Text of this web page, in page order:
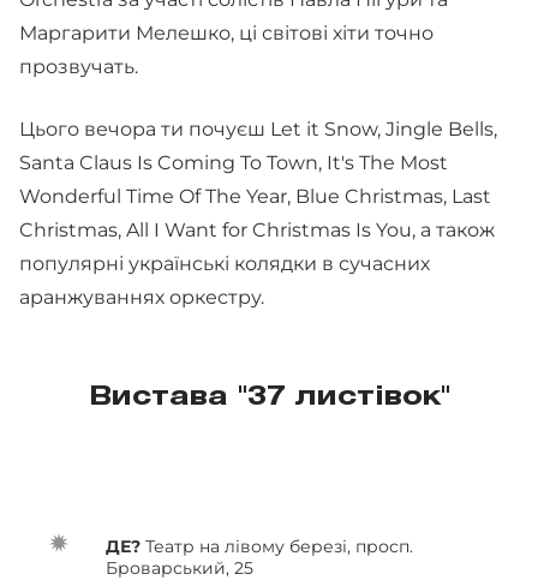
Маргарити Мелешко, ці світові хіти точно
прозвучать.
Цього вечора ти почуєш Let it Snow, Jingle Bells,
Santa Claus Is Coming To Town, It's The Most
Wonderful Time Of The Year, Blue Christmas, Last
Christmas, All I Want for Christmas Is You, а також
популярні українські колядки в сучасних
аранжуваннях оркестру.
Вистава "37 листівок"
ДЕ? Театр на лівому березі, просп.
Броварський, 25